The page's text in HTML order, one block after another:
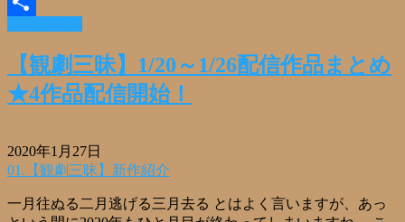
共
【観劇三昧】1/20～1/26配信作品まとめ
★4作品配信開始！
2020年1月27日
01.【観劇三昧】新作紹介
一月往ぬる二月逃げる三月去る とはよく言いますが、あっ